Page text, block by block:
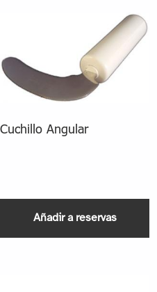
Cuchillo Angular
Añadir a reservas